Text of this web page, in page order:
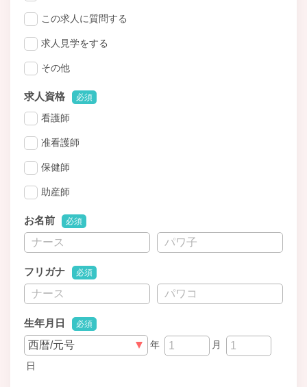
この求人に質問する
求人見学をする
その他
求人資格 必須
看護師
准看護師
保健師
助産師
お名前 必須
フリガナ 必須
生年月日 必須
年
月
日